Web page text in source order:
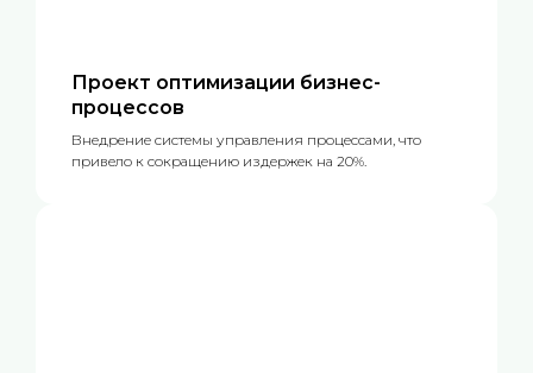
Проект оптимизации бизнес-
процессов
Внедрение системы управления процессами, что
привело к сокращению издержек на 20%.